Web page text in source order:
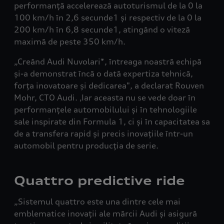
performanță accelerează autoturismul de la 0 la
100 km/h în 2,6 secunde1 și respectiv de la 0 la
200 km/h în 6,8 secunde1, atingând o viteză
maximă de peste 350 km/h.
„Creând Audi Nuvolari*, întreaga noastră echipă
și-a demonstrat încă o dată expertiza tehnică,
forța inovatoare și dedicarea", a declarat Rouven
Mohr, CTO Audi. ‚Iar aceasta nu se vede doar în
performanțele automobilului și în tehnologiile
sale inspirate din Formula 1, ci și în capacitatea sa
de a transfera rapid și precis inovațiile într-un
automobil pentru producția de serie.
Quattro predictive ride
„Sistemul quattro este una dintre cele mai
emblematice inovații ale mărcii Audi și asigură